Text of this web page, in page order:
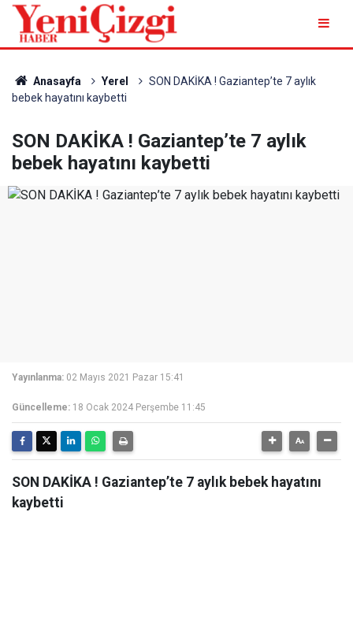
Anasayfa Yerel
SON DAKİKA ! Gaziantep’te 7 aylık
bebek hayatını kaybetti
SON DAKİKA ! Gaziantep’te 7 aylık
bebek hayatını kaybetti
Yayınlanma: 02 Mayıs 2021 Pazar 15:41
Güncelleme: 18 Ocak 2024 Perşembe 11:45
SON DAKİKA ! Gaziantep’te 7 aylık bebek hayatını
kaybetti